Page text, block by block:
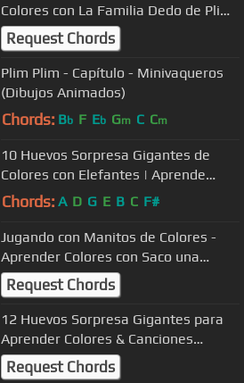
Colores con La Familia Dedo de Plim
Plim #1
Request Chords
Plim Plim - Capítulo - Minivaqueros
(Dibujos Animados)
Chords: Bb F Eb Gm C Cm
10 Huevos Sorpresa Gigantes de
Colores con Elefantes | Aprende
Colores con Plim Plim
Chords: A D G E B C F#
Jugando con Manitos de Colores -
Aprender Colores con Saco una
Manito #3 | Plim Plim
Request Chords
12 Huevos Sorpresa Gigantes para
Aprender Colores & Canciones
Infantiles | Plim Plim
Request Chords